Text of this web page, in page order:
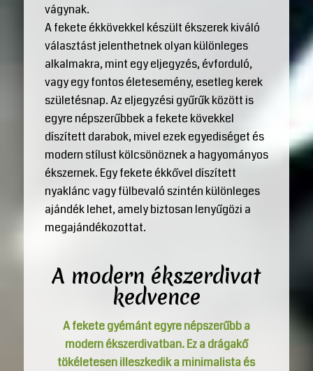
vágynak.
A fekete ékkövekkel készült ékszerek kiváló
választást jelenthetnek olyan különleges
alkalmakra, mint egy eljegyzés, évforduló,
vagy egy fontos életesemény, esetleg kerek
születésnap. Az eljegyzési gyűrűk között is
egyre népszerűbbek a fekete kövekkel
díszített darabok, mivel ezek egyediséget és
modern stílust kölcsönöznek a hagyományos
ékszernek. Egy fekete ékkővel díszített
nyaklánc vagy fülbevaló szintén különleges
ajándék lehet, amely biztosan lenyűgözi a
megajándékozottat.
A modern ékszerdivat
kedvence
A fekete gyémánt egyre népszerűbb a
modern ékszerdivatban. Ez a drágakő
tökéletesen illeszkedik a minimalista és